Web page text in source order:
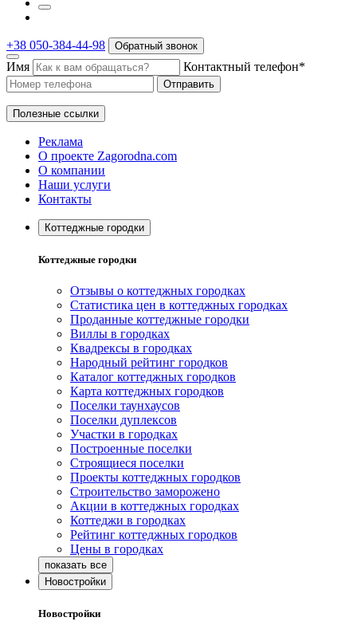
+38 050-384-44-98 Обратный звонок
Имя Контактный телефон*
Отправить
Полезные ссылки
Реклама
О проекте Zagorodna.com
О компании
Наши услуги
Контакты
Коттеджные городки
Коттеджные городки
Отзывы о коттеджных городках
Статистика цен в коттеджных городках
Проданные коттеджные городки
Виллы в городках
Квадрексы в городках
Народный рейтинг городков
Каталог коттеджных городков
Карта коттеджных городков
Поселки таунхаусов
Поселки дуплексов
Участки в городках
Построенные поселки
Строящиеся поселки
Проекты коттеджных городков
Строительство заморожено
Акции в коттеджных городках
Коттеджи в городках
Рейтинг коттеджных городков
Цены в городках
Новостройки
Новостройки